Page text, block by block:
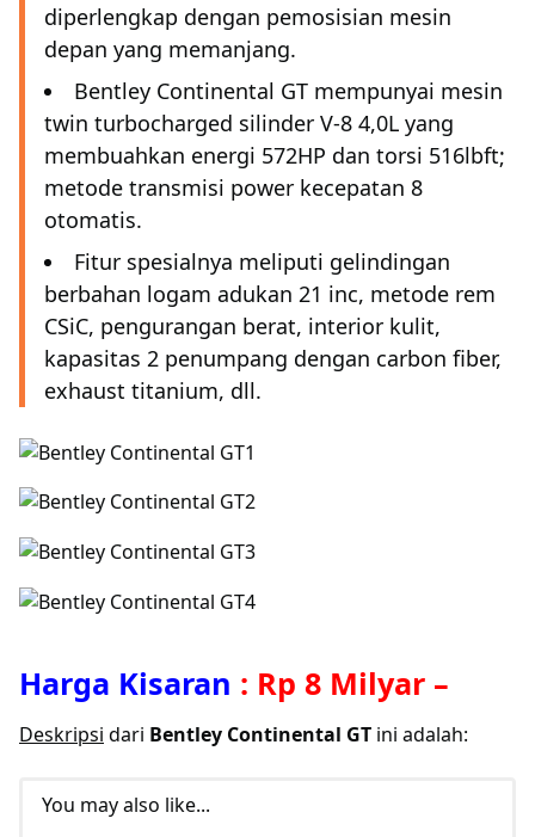
diperlengkap dengan pemosisian mesin
depan yang memanjang.
Bentley Continental GT mempunyai mesin
twin turbocharged silinder V-8 4,0L yang
membuahkan energi 572HP dan torsi 516lbft;
metode transmisi power kecepatan 8
otomatis.
Fitur spesialnya meliputi gelindingan
berbahan logam adukan 21 inc, metode rem
CSiC, pengurangan berat, interior kulit,
kapasitas 2 penumpang dengan carbon fiber,
exhaust titanium, dll.
Harga Kisaran : Rp 8 Milyar –
Deskripsi dari Bentley Continental GT ini adalah:
You may also like...